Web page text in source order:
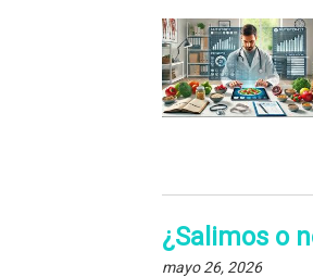
¿Salimos o
mayo 26, 2026